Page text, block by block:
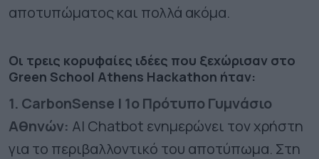
αποτυπώματος και πολλά ακόμα.
Οι τρεις κορυφαίες ιδέες που ξεχώρισαν στο
Green School Athens Hackathon ήταν:
1. CarbonSense | 1ο Πρότυπο Γυμνάσιο
Αθηνών: AI Chatbot ενημερώνει τον χρήστη
για το περιβαλλοντικό του αποτύπωμα. Στη